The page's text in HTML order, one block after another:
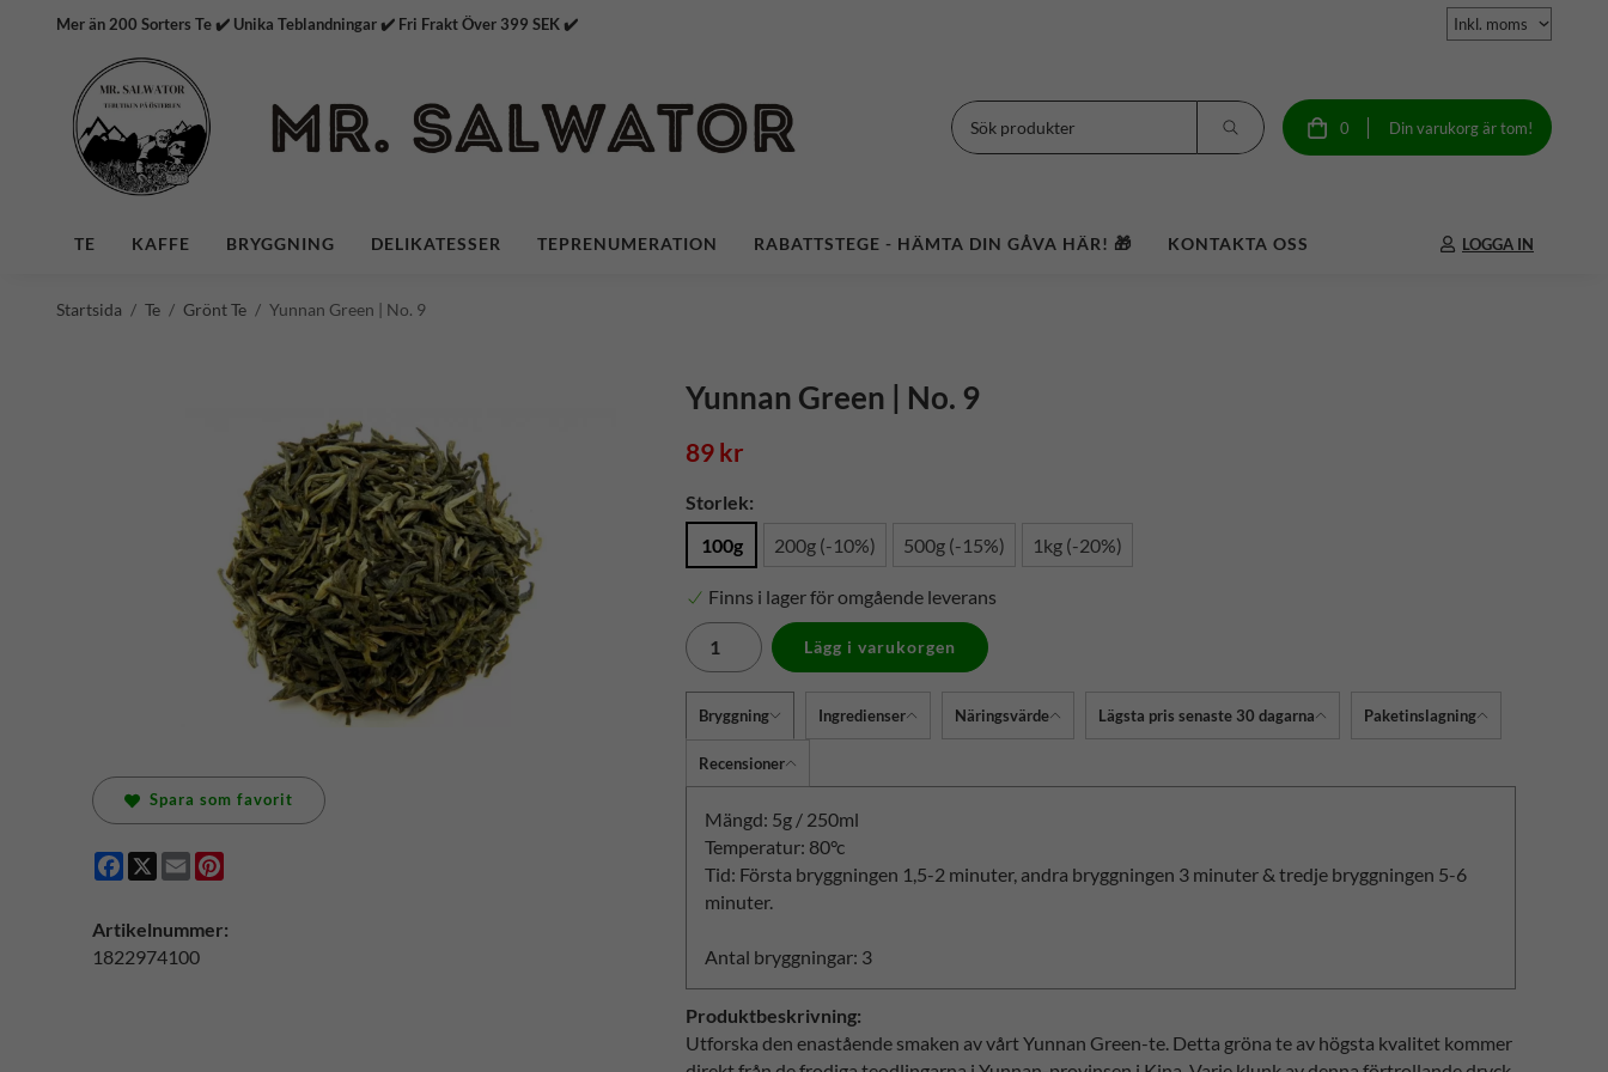
Mer än 200 Sorters Te ✔️ Unika Teblandningar ✔️ Fri Frakt Över 399 SEK ✔️
0 Din varukorg är tom!
TE KAFFE BRYGGNING DELIKATESSER TEPRENUMERATION RABATTSTEGE - HÄMTA DIN GÅVA HÄR! 🎁 KONTAKTA OSS LOGGA IN
Startsida / Te / Grönt Te / Yunnan Green | No. 9
Yunnan Green | No. 9
89 kr
Storlek:
100g
200g (-10%) 500g (-15%) 1kg (-20%)
Finns i lager för omgående leverans
Lägg i varukorgen
Bryggning Ingredienser Näringsvärde Lägsta pris senaste 30 dagarna Paketinslagning
Recensioner
Mängd: 5g / 250ml
Temperatur: 80°c
Tid: Första bryggningen 1,5-2 minuter, andra bryggningen 3 minuter & tredje bryggningen 5-6
minuter.
Antal bryggningar: 3
Produktbeskrivning:
Utforska den enastående smaken av vårt Yunnan Green-te. Detta gröna te av högsta kvalitet kommer
Spara som favorit
Facebook
X Email
Artikelnummer:
1822974100